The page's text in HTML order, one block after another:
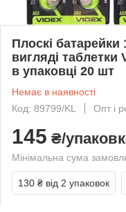
Плоскі
вигляді таблетки
в упаковці 20 шт
Немає в наявності
Код: 89799/KL
Опт і
145 ₴/
Мінімальна сума
130 ₴ від 2 упаковок